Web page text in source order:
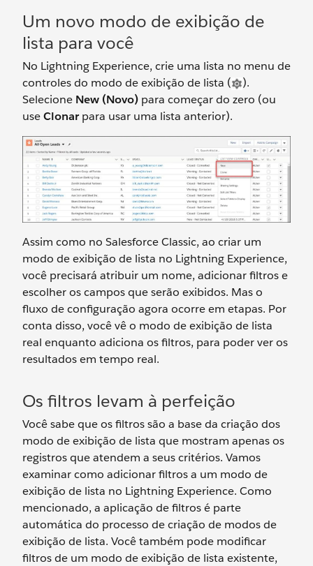
Um novo modo de exibição de
lista para você
No Lightning Experience, crie uma lista no menu de
controles do modo de exibição de lista (
).
Selecione New (Novo) para começar do zero (ou
useClonarpara usar uma lista anterior).
Assim como no Salesforce Classic, ao criar um
modo de exibição de lista no Lightning Experience,
você precisará atribuir um nome, adicionar filtros e
escolher os campos que serão exibidos. Mas o
fluxo de configuração agora ocorre em etapas. Por
conta disso, você vê o modo de exibição de lista
real enquanto adiciona os filtros, para poder ver os
resultados em tempo real.
Os filtros levam à perfeição
Você sabe que os filtros são a base da criação dos
modo de exibição de lista que mostram apenas os
registros que atendem a seus critérios. Vamos
examinar como adicionar filtros a um modo de
exibição de lista no Lightning Experience. Como
mencionado, a aplicação de filtros é parte
automática do processo de criação de modos de
exibição de lista. Você também pode modificar
filtros de um modo de exibição de lista existente,